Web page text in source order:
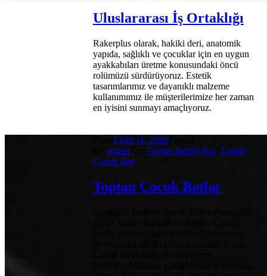
Uluslararası İş Ortaklığı
Rakerplus olarak, hakiki deri, anatomik
yapıda, sağlıklı ve çocuklar için en uygun
ayakkabıları üretme konusundaki öncü
rolümüzü sürdürüyoruz. Estetik
tasarımlarımız ve dayanıklı malzeme
kullanımımız ile müşterilerimize her zaman
en iyisini sunmayı amaçlıyoruz.
Eylül 11, 2020Posted
admin Toptan Bebek Bot, Toptan
Çocuk Bot
Toptan Çocuk Botlar